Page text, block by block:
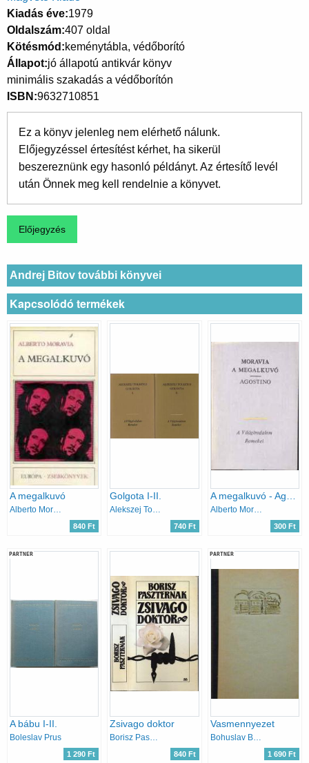
Kiadás éve 1979
Oldalszám 407 oldal
Kötésmód keménytábla, védőborító
Állapot jó állapotú antikvár könyv
minimális szakadás a védőborítón
ISBN 9632710851
Ez a könyv jelenleg nem elérhető nálunk.
Előjegyzéssel értesítést kérhet, ha sikerül
beszereznünk egy hasonló példányt. Az értesítő levél
után Önnek meg kell rendelnie a könyvet.
Andrej Bitov további könyvei
Kapcsolódó termékek
A megalkuvó
Alberto Moravia
840 Ft
Golgota I-II.
Alekszej Tolsztoj
740 Ft
Alberto Moravia
300 Ft
PARTNER
A bábu I-II.
Boleslav Prus
1 290 Ft
Zsivago doktor
840 Ft
PARTNER
Vasmennyezet
Bohuslav Brezovsky
1 690 Ft